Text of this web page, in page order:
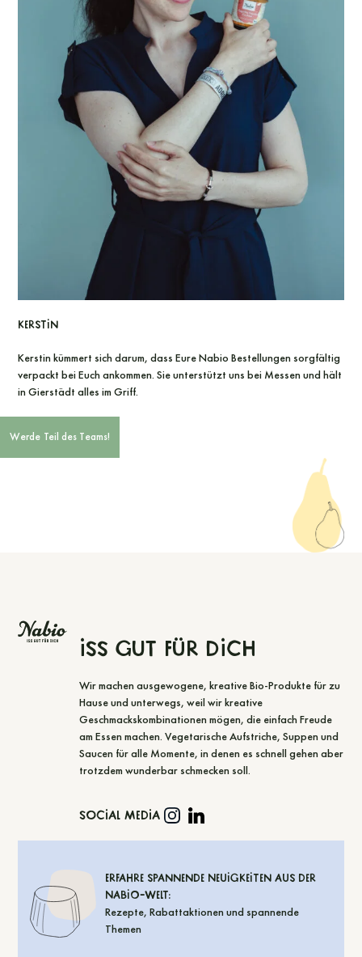
Kerstin
Kerstin kümmert sich darum, dass Eure Nabio Bestellungen sorgfältig
verpackt bei Euch ankommen. Sie unterstützt uns bei Messen und hält
in Gierstädt alles im Griff.
Werde Teil des Teams!
Iss gut für dich
Wir machen ausgewogene, kreative Bio-Produkte für zu
Hause und unterwegs, weil wir kreative
Geschmackskombinationen mögen, die einfach Freude
am Essen machen. Vegetarische Aufstriche, Suppen und
Saucen für alle Momente, in denen es schnell gehen aber
trotzdem wunderbar schmecken soll.
Social Media
Erfahre spannende Neuigkeiten aus der
Nabio-Welt:
Rezepte, Rabattaktionen und spannende
Themen